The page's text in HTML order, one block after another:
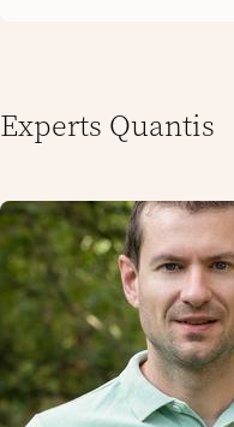
Experts Quantis